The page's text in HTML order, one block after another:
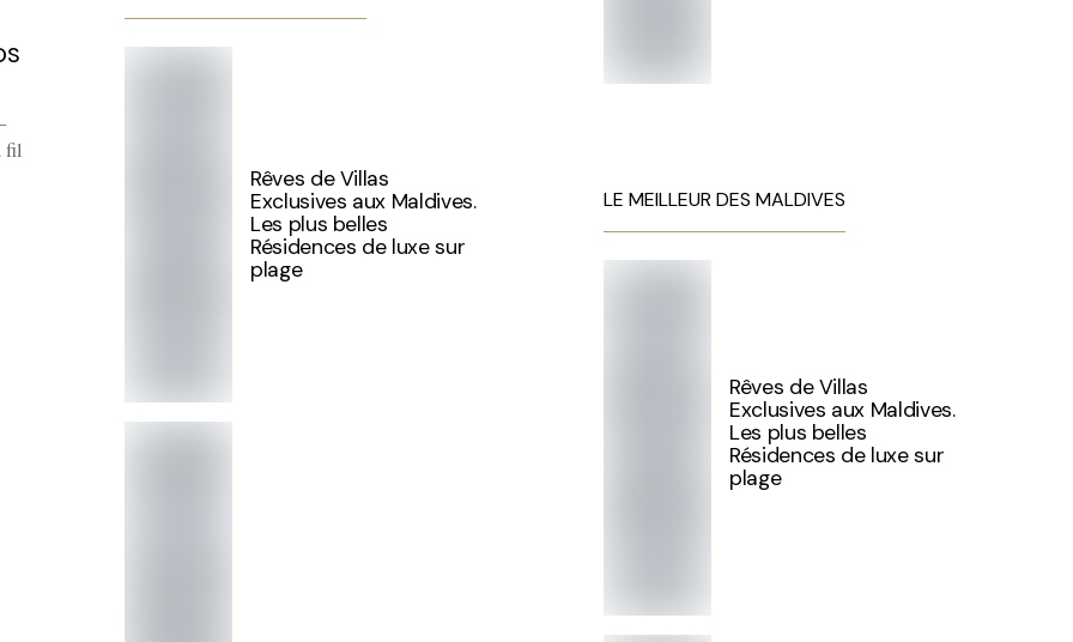
fil
Rêves de Villas
Exclusives aux Maldives.
Les plus belles
Résidences de luxe sur
plage
LE MEILLEUR DES MALDIVES
Rêves de Villas
Exclusives aux Maldives.
Les plus belles
Résidences de luxe sur
plage